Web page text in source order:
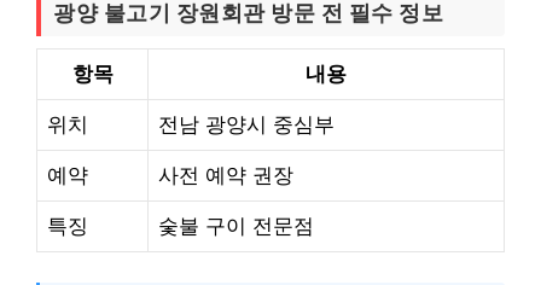
광양 불고기 장원회관 방문 전 필수 정보
항목 내용
위치 전남 광양시 중심부
예약 사전 예약 권장
특징 숯불 구이 전문점